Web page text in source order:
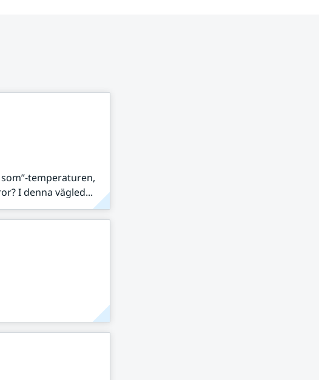
temperaturen,
I denna vägled...